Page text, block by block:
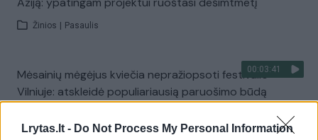
Lrytas.lt - Do Not Process My Personal Information
Žinios Pasaulis
00:03:41
Mėsainių mėgėjus kviečia nepražiopsoti festivalio
Vilniuje: atskleidė populiariausią paruošimo būdą